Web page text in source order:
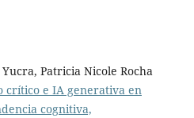
Patricia Nicole Rocha
crítico e IA generativa en
cognitiva,